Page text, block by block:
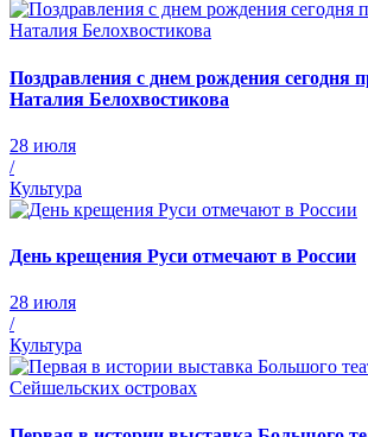
Поздравления с днем рождения сегодня
Наталия Белохвостикова
28 июля
/
Культура
День крещения Руси отмечают в России
28 июля
/
Культура